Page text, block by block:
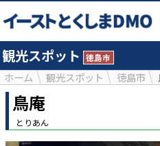
観光スポット 徳島市
ホーム 観光スポット 徳島市
鳥庵
とりあん